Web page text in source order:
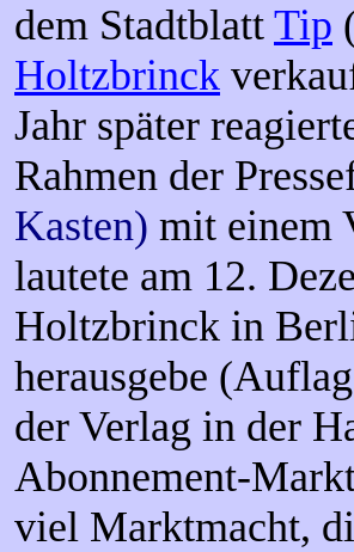
dem Stadtblatt Tip
Holtzbrinck
Jahr später
Rahmen der
Kasten) mit einem
lautete am 12.
Holtzbrinck in
herausgebe
der Verlag in der
Abonnement-
viel Marktmacht,